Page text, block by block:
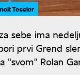
Tessier
sebe ima
prvi Grend
"svom" Rolan